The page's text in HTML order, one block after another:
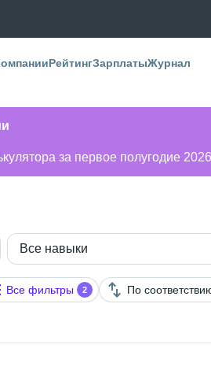
РейтингЗарплатыЖурнал
за первое полугодие
Все навыки
Все фильтры 2 По